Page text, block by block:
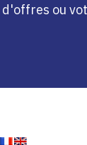
ou